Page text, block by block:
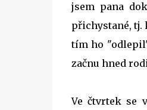
jsem pana
přichystané, tj.
tím ho
začnu hned
Ve čtvrtek se